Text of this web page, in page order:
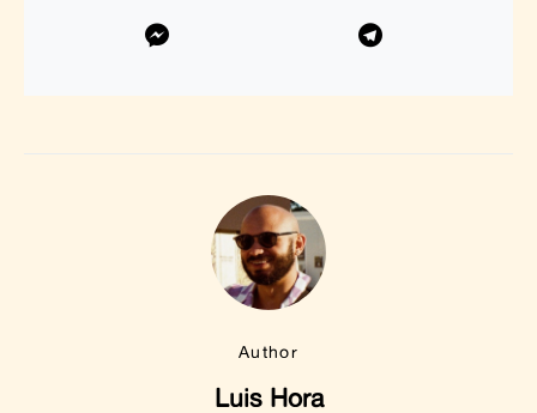
Author
Luis Hora